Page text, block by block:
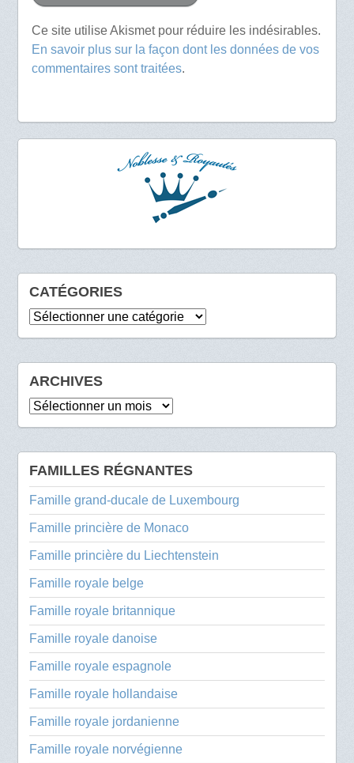
Ce site utilise Akismet pour réduire les indésirables.
En savoir plus sur la façon dont les données de vos
commentaires sont traitées.
CATÉGORIES
Catégories
ARCHIVES
Archives
FAMILLES RÉGNANTES
Famille grand-ducale de Luxembourg
Famille princière de Monaco
Famille princière du Liechtenstein
Famille royale belge
Famille royale britannique
Famille royale danoise
Famille royale espagnole
Famille royale hollandaise
Famille royale jordanienne
Famille royale norvégienne